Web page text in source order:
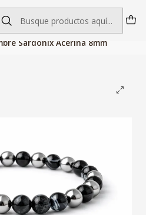
| Entregas rápidas 1–5 días hábiles
Pulseras y Brazaletes
Sardonix Acerina 8mm